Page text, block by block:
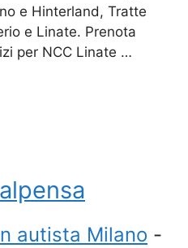
e Hinterland, Tratte
e Linate. Prenota
per NCC Linate …
autista Milano -